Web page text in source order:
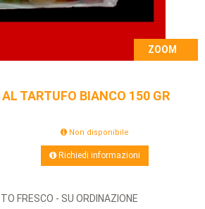
ZOOM
TARTUFO BIANCO 150 GR
Non disponibile
Richiedi informazioni
FRESCO - SU ORDINAZIONE